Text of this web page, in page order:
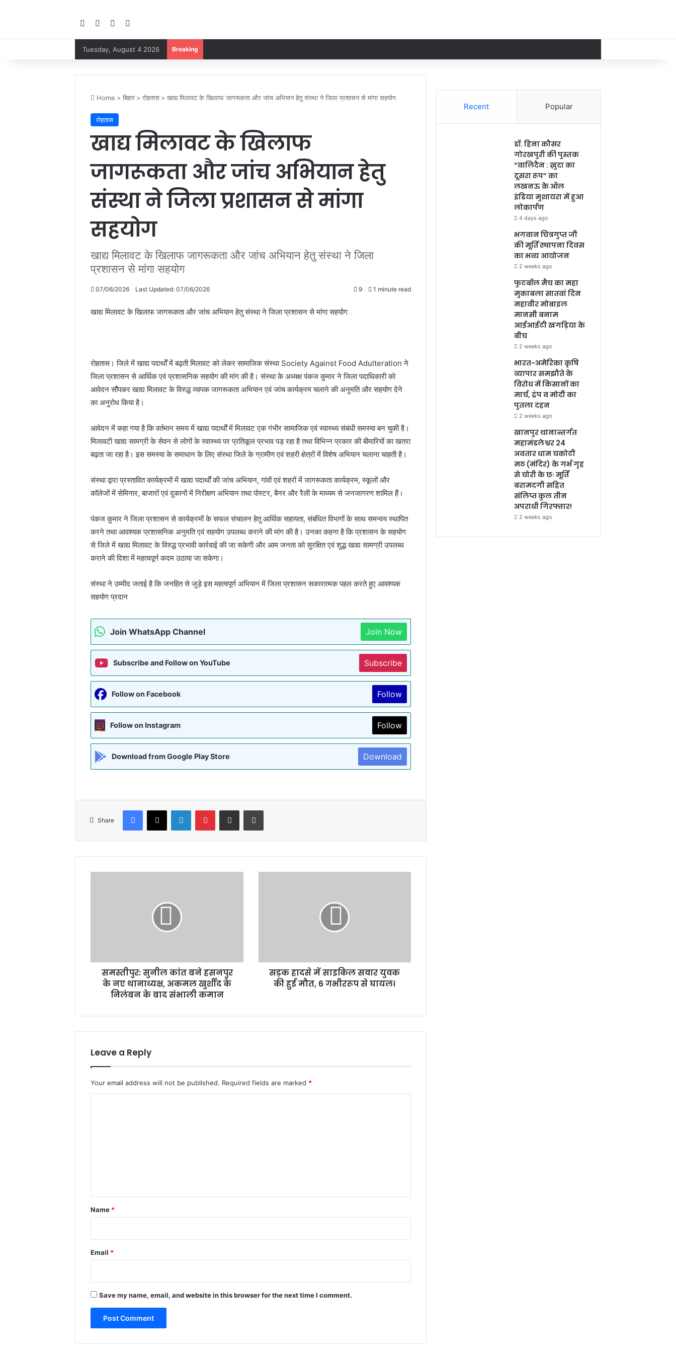
FacebookYouTubeInstagram
Tuesday, August 4 2026 Breaking
Home > बिहार > रोहतास > खाद्य मिलावट के खिलाफ जागरूकता और जांच अभियान हेतु संस्था ने जिला प्रशासन से मांगा सहयोग
रोहतास
खाद्य मिलावट के खिलाफ
जागरूकता और जांच अभियान हेतु
संस्था ने जिला प्रशासन से मांगा
सहयोग
खाद्य मिलावट के खिलाफ जागरूकता और जांच अभियान हेतु संस्था ने जिला
प्रशासन से मांगा सहयोग
07/06/2026 Last Updated: 07/06/2026 9 1 minute read
खाद्य मिलावट के खिलाफ जागरूकता और जांच अभियान हेतु संस्था ने जिला प्रशासन से मांगा सहयोग
रोहतास। जिले में खाद्य पदार्थों में बढ़ती मिलावट को लेकर सामाजिक संस्था Society Against Food Adulteration ने
जिला प्रशासन से आर्थिक एवं प्रशासनिक सहयोग की मांग की है। संस्था के अध्यक्ष पंकज कुमार ने जिला पदाधिकारी को
आवेदन सौंपकर खाद्य मिलावट के विरुद्ध व्यापक जागरूकता अभियान एवं जांच कार्यक्रम चलाने की अनुमति और सहयोग देने
का अनुरोध किया है।
आवेदन में कहा गया है कि वर्तमान समय में खाद्य पदार्थों में मिलावट एक गंभीर सामाजिक एवं स्वास्थ्य संबंधी समस्या बन चुकी है।
मिलावटी खाद्य सामग्री के सेवन से लोगों के स्वास्थ्य पर प्रतिकूल प्रभाव पड़ रहा है तथा विभिन्न प्रकार की बीमारियों का खतरा
बढ़ता जा रहा है। इस समस्या के समाधान के लिए संस्था जिले के ग्रामीण एवं शहरी क्षेत्रों में विशेष अभियान चलाना चाहती है।
संस्था द्वारा प्रस्तावित कार्यक्रमों में खाद्य पदार्थों की जांच अभियान, गांवों एवं शहरों में जागरूकता कार्यक्रम, स्कूलों और
कॉलेजों में सेमिनार, बाजारों एवं दुकानों में निरीक्षण अभियान तथा पोस्टर, बैनर और रैली के माध्यम से जनजागरण शामिल हैं।
पंकज कुमार ने जिला प्रशासन से कार्यक्रमों के सफल संचालन हेतु आर्थिक सहायता, संबंधित विभागों के साथ समन्वय स्थापित
करने तथा आवश्यक प्रशासनिक अनुमति एवं सहयोग उपलब्ध कराने की मांग की है। उनका कहना है कि प्रशासन के सहयोग
से जिले में खाद्य मिलावट के विरुद्ध प्रभावी कार्रवाई की जा सकेगी और आम जनता को सुरक्षित एवं शुद्ध खाद्य सामग्री उपलब्ध
कराने की दिशा में महत्वपूर्ण कदम उठाया जा सकेगा।
संस्था ने उम्मीद जताई है कि जनहित से जुड़े इस महत्वपूर्ण अभियान में जिला प्रशासन सकारात्मक पहल करते हुए आवश्यक
सहयोग प्रदान
Join WhatsApp Channel Join Now
Subscribe and Follow on YouTube Subscribe
Follow on Facebook Follow
Follow on Instagram Follow
Download from Google Play Store Download
Share
Facebook
X LinkedInPinterestShare via Email Print
अकमल
खुर्शीदसमस्तीपुर: सुनील कांत बने हसनपुर
के नए थानाध्यक्ष, अकमल खुर्शीद के
निलंबन के बाद संभाली कमान
मौत,
गभीररूप
सड़क हादसे में साइकिल सवार युवक
की हुई मौत, 6 गभीररूप से घायल।
Leave a Reply
Your email address will not be published. Required fields are marked *
*
Name *
Email *
Save my name, email, and website in this browser for the next time I comment.
Recent Popular
डॉ. हिना कौसर
गोरखपुरी की पुस्तक
“वालिदैन : ख़ुदा का
दूसरा रूप” का
लखनऊ के ऑल
इंडिया मुशायरा में हुआ
लोकार्पण
4 days ago
भगवान चित्रगुप्त जी
की मूर्ति स्थापना दिवस
का भव्य आयोजन
2 weeks ago
फुटबॉल मैच का महा
मुकाबला सातवां दिन
महावीर मोबाइल
मानसी बनाम
आईआईटी खगड़िया के
बीच
2 weeks ago
भारत-अमेरिका कृषि
व्यापार समझौते के
विरोध में किसानों का
मार्च, ट्रंप व मोदी का
पुतला दहन
2 weeks ago
खानपुर थानान्तर्गत
महामंडलेश्वर 24
अवतार धाम चकोटी
मठ (मंदिर) के गर्भ गृह
से चोरी के छः मूर्ति
बरामदगी सहित
संलिप्त कुल तीन
अपराधी गिरफ्तार!
2 weeks ago